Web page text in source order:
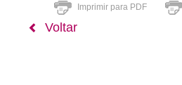
Imprimir para PDF
Voltar